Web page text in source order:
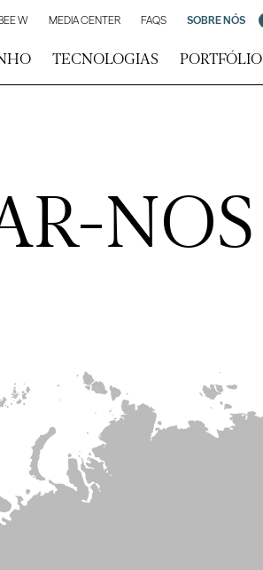
TECNOLOGIAS PORTFÓLIO
W MEDIA CENTER FAQS SOBRE NÓS
NOS